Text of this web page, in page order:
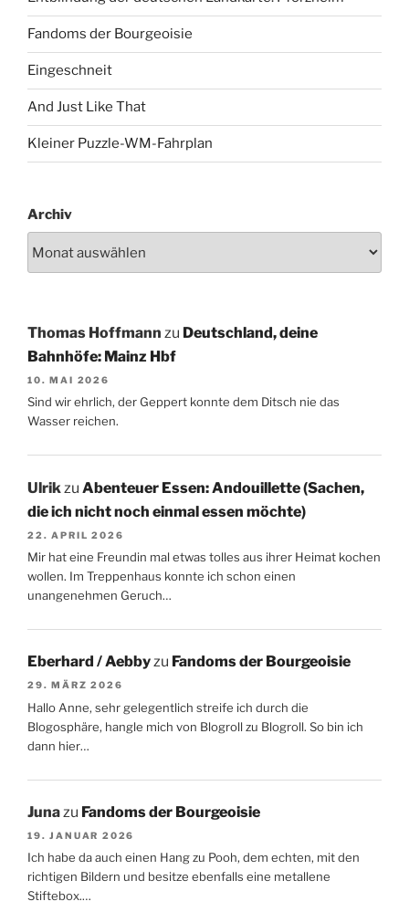
Fandoms der Bourgeoisie
Eingeschneit
And Just Like That
Kleiner Puzzle-WM-Fahrplan
Archiv
Thomas Hoffmann zu Deutschland, deine
Bahnhöfe: Mainz Hbf
10. MAI 2026
Sind wir ehrlich, der Geppert konnte dem Ditsch nie das
Wasser reichen.
Ulrik zu Abenteuer Essen: Andouillette (Sachen,
die ich nicht noch einmal essen möchte)
22. APRIL 2026
Mir hat eine Freundin mal etwas tolles aus ihrer Heimat kochen
wollen. Im Treppenhaus konnte ich schon einen
unangenehmen Geruch…
Eberhard / Aebbyzu Fandoms der Bourgeoisie
29. MÄRZ 2026
Hallo Anne, sehr gelegentlich streife ich durch die
Blogosphäre, hangle mich von Blogroll zu Blogroll. So bin ich
dann hier…
Junazu Fandoms der Bourgeoisie
19. JANUAR 2026
Ich habe da auch einen Hang zu Pooh, dem echten, mit den
richtigen Bildern und besitze ebenfalls eine metallene
Stiftebox.…